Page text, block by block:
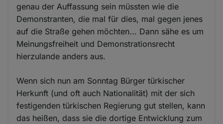
genau der Auffassung sein müssten wie die
Demonstranten, die mal für dies, mal gegen jenes
auf die Straße gehen möchten... Dann sähe es um
Meinungsfreiheit und Demonstrationsrecht
hierzulande anders aus.
Wenn sich nun am Sonntag Bürger türkischer
Herkunft (und oft auch Nationalität) mit der sich
festigenden türkischen Regierung gut stellen, kann
das heißen, dass sie die dortige Entwicklung zum